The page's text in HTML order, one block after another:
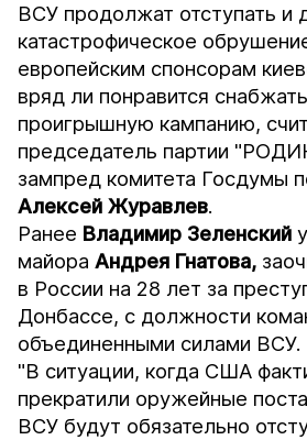
ВСУ продолжат отступать и
катастрофическое
европейским спонсорам
вряд ли понравится
проигрышную кампанию,
председатель партии
зампред комитета Госдумы
Алексей Журавлев.
Ранее Владимир Зеленский
майораАндрея Гнатова,
в России на 28 лет за
Донбассе, с должности
объединенными силами ВСУ.
"В ситуации, когда США
прекратили оружейные
ВСУ будут обязательно